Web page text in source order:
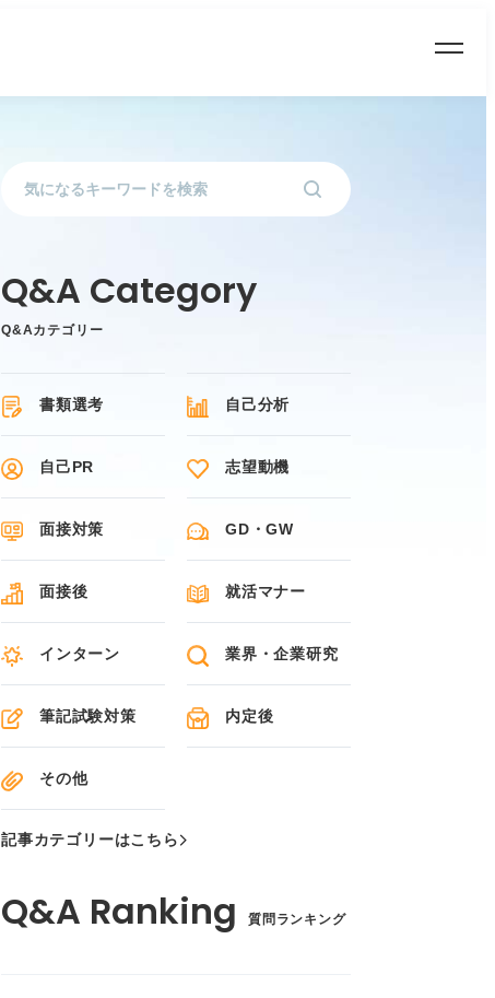
Q&Aカテゴリー
書類選考 自己分析
自己PR 志望動機
面接対策 GD・GW
面接後 就活マナー
インターン 業界・企業研究
筆記試験対策 内定後
その他
記事カテゴリーはこちら
質問ランキング